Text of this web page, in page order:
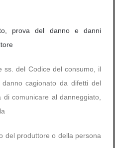
prova del danno e danni
ss. del Codice del consumo, il
cagionato da difetti del
comunicare al danneggiato,
del produttore o della persona